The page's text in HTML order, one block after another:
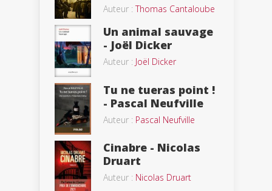
Auteur :Thomas Cantaloube
Un animal sauvage
- Joël Dicker
Auteur : Joël Dicker
Tu ne tueras point !
- Pascal Neufville
Auteur : Pascal Neufville
Cinabre - Nicolas
Druart
Auteur : Nicolas Druart